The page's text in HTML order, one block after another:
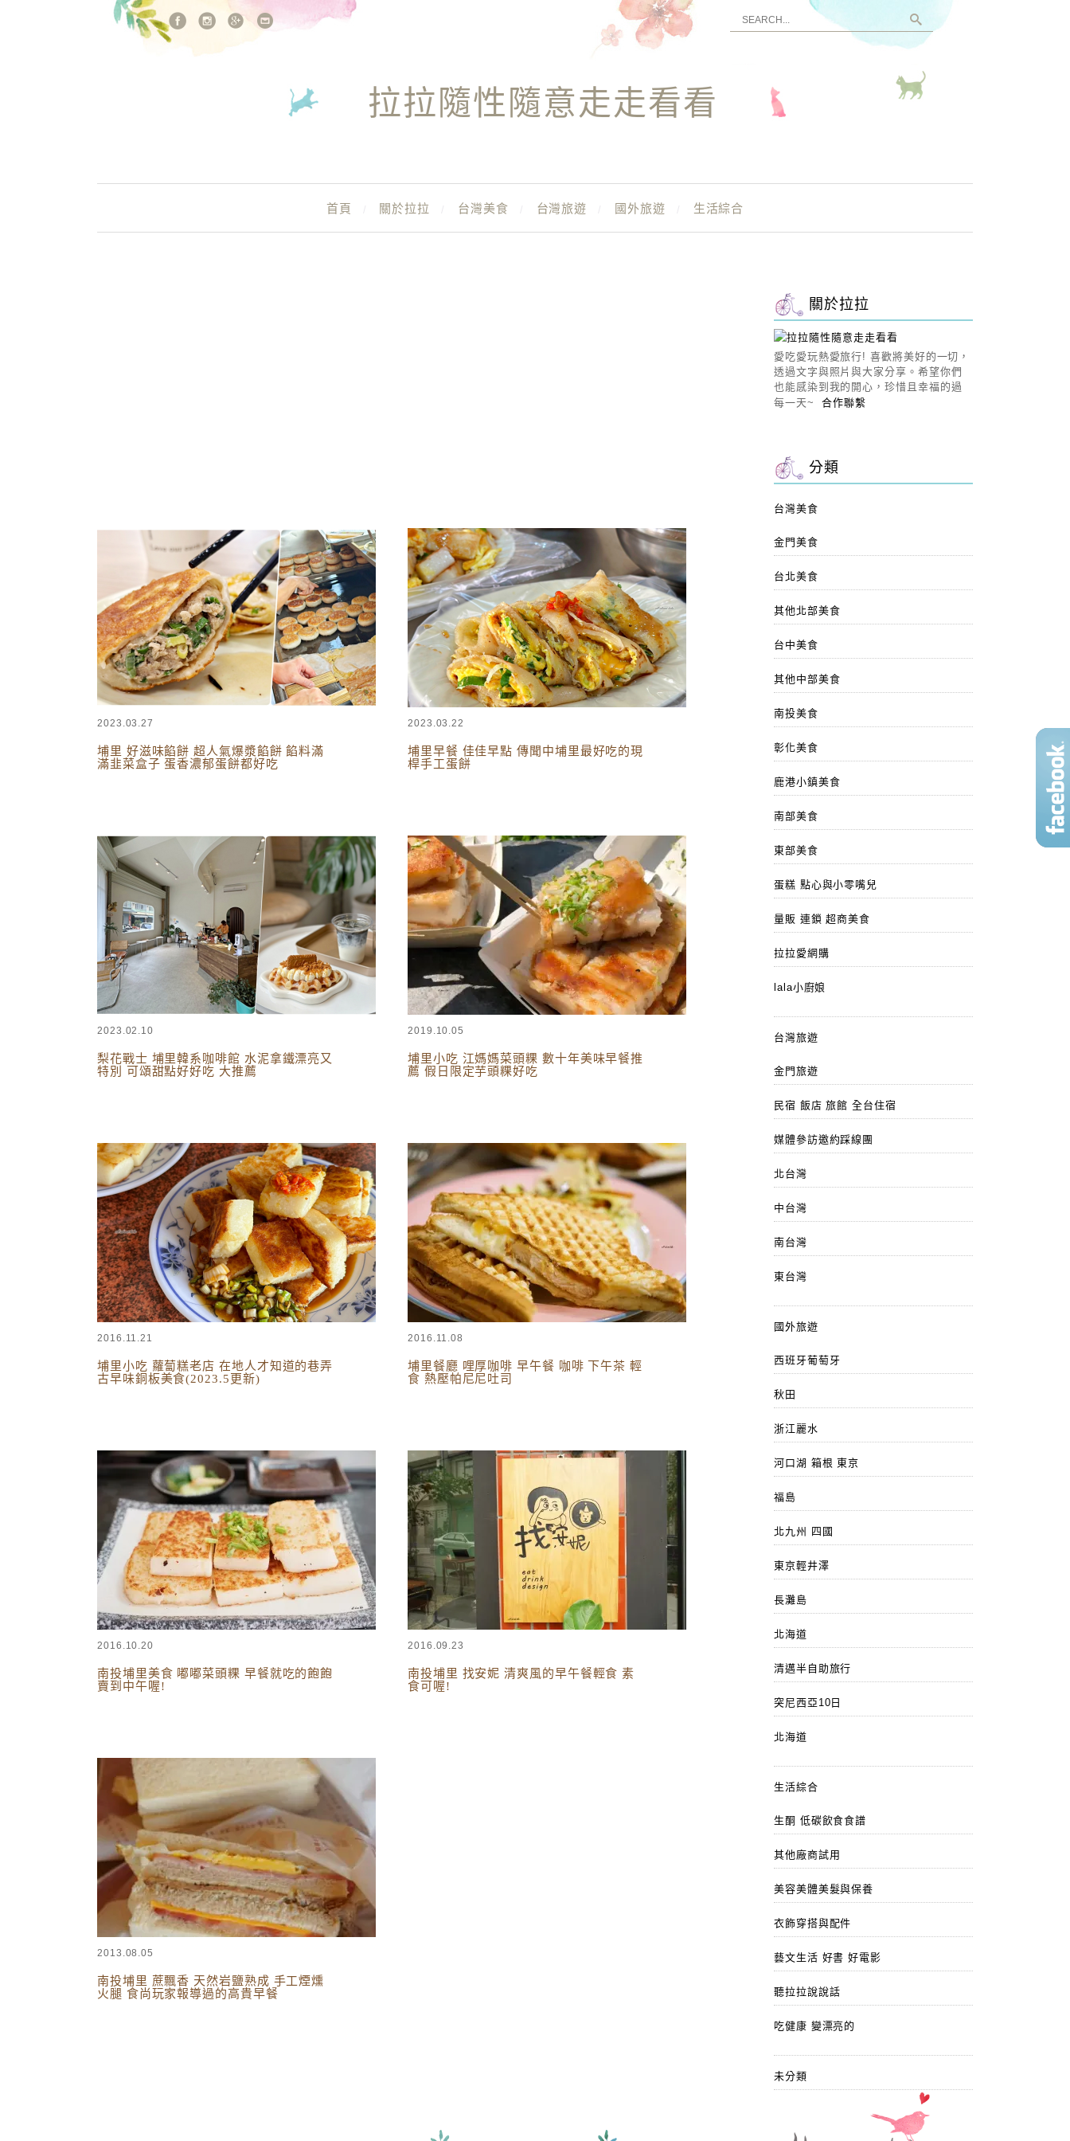
站內搜尋
拉拉隨性隨意走走看看
首頁 關於拉拉 台灣美食 台灣旅遊 國外旅遊 生活綜合
2023.03.27
埔里 好滋味餡餅 超人氣爆漿餡餅 餡料滿
滿韭菜盒子 蛋香濃郁蛋餅都好吃
2023.03.22
埔里早餐 佳佳早點 傳聞中埔里最好吃的現
桿手工蛋餅
2023.02.10
梨花戰士 埔里韓系咖啡館 水泥拿鐵漂亮又
特別 可頌甜點好好吃 大推薦
2019.10.05
埔里小吃 江媽媽菜頭粿 數十年美味早餐推
薦 假日限定芋頭粿好吃
2016.11.21
埔里小吃 蘿蔔糕老店 在地人才知道的巷弄
古早味銅板美食(2023.5更新)
2016.11.08
埔里餐廳 哩厚咖啡 早午餐 咖啡 下午茶 輕
食 熱壓帕尼尼吐司
2016.10.20
南投埔里美食 嘟嘟菜頭粿 早餐就吃的飽飽
賣到中午喔!
2016.09.23
南投埔里 找安妮 清爽風的早午餐輕食 素
食可喔!
2013.08.05
南投埔里 蔗飄香 天然岩鹽熟成 手工煙燻
火腿 食尚玩家報導過的高貴早餐
關於拉拉
愛吃愛玩熱愛旅行! 喜歡將美好的一切，
透過文字與照片與大家分享。希望你們
也能感染到我的開心，珍惜且幸福的過
每一天~合作聯繫
分類
台灣美食
金門美食
台北美食
其他北部美食
台中美食
其他中部美食
南投美食
彰化美食
鹿港小鎮美食
南部美食
東部美食
蛋糕 點心與小零嘴兒
量販 連鎖 超商美食
拉拉愛網購
lala小廚娘
台灣旅遊
金門旅遊
民宿 飯店 旅館 全台住宿
媒體參訪邀約踩線團
北台灣
中台灣
南台灣
東台灣
國外旅遊
西班牙葡萄牙
秋田
浙江麗水
河口湖 箱根 東京
福島
北九州 四國
東京輕井澤
長灘島
北海道
清邁半自助旅行
突尼西亞10日
北海道
生活綜合
生酮 低碳飲食食譜
其他廠商試用
美容美體美髮與保養
衣飾穿搭與配件
藝文生活 好書 好電影
聽拉拉說說話
吃健康 變漂亮的
未分類